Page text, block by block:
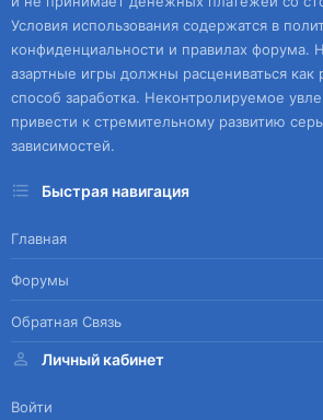
Условия использования содержатся в
конфиденциальности и правилах форума.
азартные игры должны расцениваться как
способ заработка. Неконтролируемое
привести к стремительному развитию
зависимостей.
Быстрая навигация
Главная
Форумы
Обратная Связь
Личный кабинет
Войти